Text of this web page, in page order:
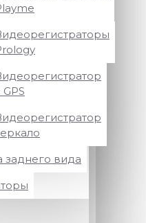
GPS
заднего вида